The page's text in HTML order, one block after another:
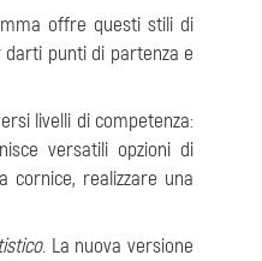
offre questi stili di
punti di partenza e
livelli di competenza:
versatili opzioni di
cornice, realizzare una
. La nuova versione